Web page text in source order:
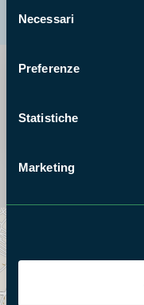
delNecessari
Preferenze
Statistiche
Marketing